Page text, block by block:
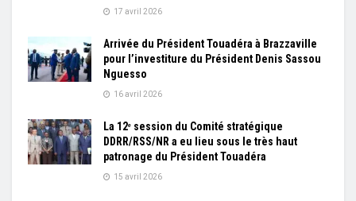
17 avril 2026
Arrivée du Président Touadéra à Brazzaville
pour l’investiture du Président Denis Sassou
Nguesso
16 avril 2026
La 12ᵉ session du Comité stratégique
DDRR/RSS/NR a eu lieu sous le très haut
patronage du Président Touadéra
15 avril 2026